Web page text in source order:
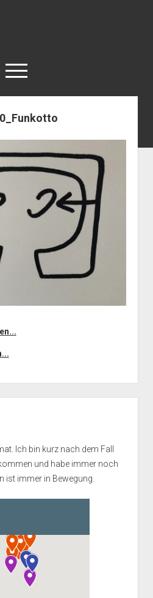
open
< work
Berlin
Reisen
open
dropdown
der Stadt Berlin
Ich bin kurz nach dem Fall
und habe immer noch
ist immer in Bewegung.